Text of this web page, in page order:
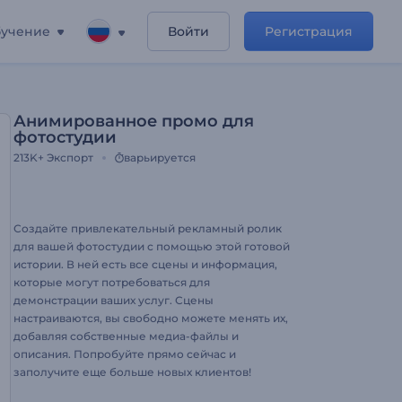
Войти Регистрация
Анимированное промо для
фотостудии
213K+ Экспорт варьируется
Создайте привлекательный рекламный ролик
для вашей фотостудии с помощью этой готовой
истории. В ней есть все сцены и информация,
которые могут потребоваться для
демонстрации ваших услуг. Сцены
настраиваются, вы свободно можете менять их,
добавляя собственные медиа-файлы и
описания. Попробуйте прямо сейчас и
заполучите еще больше новых клиентов!